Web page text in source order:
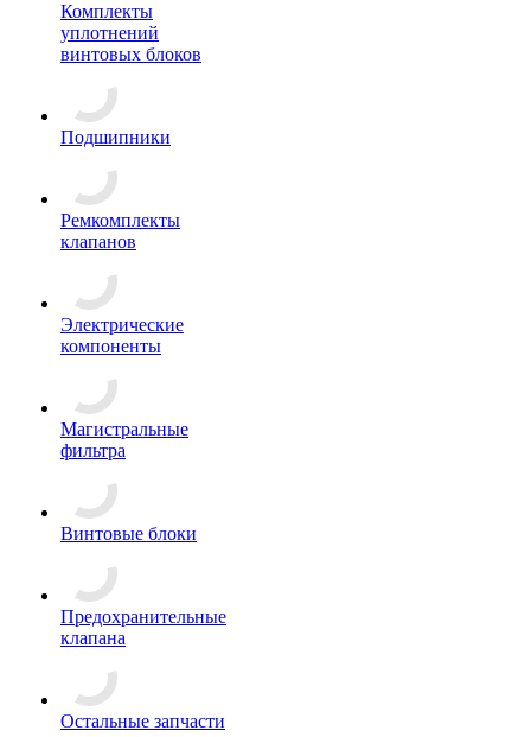
Комплекты
уплотнений
винтовых блоков
Подшипники
Ремкомплекты
клапанов
Электрические
компоненты
Магистральные
фильтра
Винтовые блоки
Предохранительные
клапана
Остальные запчасти